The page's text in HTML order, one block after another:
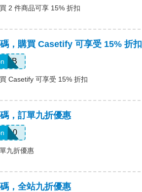
2 件商品可享 15% 折扣
，購買 Casetify 可享受 15% 折扣
Casetify 可享受 15% 折扣
，訂單九折優惠
九折優惠
，全站九折優惠